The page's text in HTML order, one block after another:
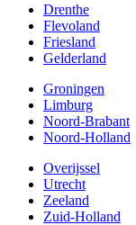
Drenthe
Flevoland
Friesland
Gelderland
Groningen
Limburg
Noord-Brabant
Noord-Holland
Overijssel
Utrecht
Zeeland
Zuid-Holland